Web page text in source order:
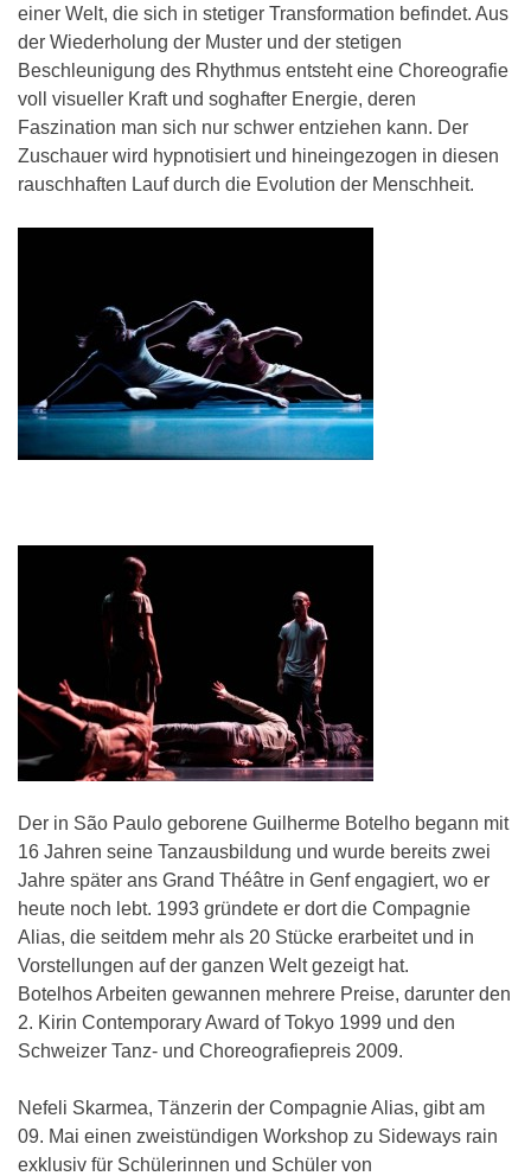
einer Welt, die sich in stetiger Transformation befindet. Aus
der Wiederholung der Muster und der stetigen
Beschleunigung des Rhythmus entsteht eine Choreografie
voll visueller Kraft und soghafter Energie, deren
Faszination man sich nur schwer entziehen kann. Der
Zuschauer wird hypnotisiert und hineingezogen in diesen
rauschhaften Lauf durch die Evolution der Menschheit.
Der in São Paulo geborene Guilherme Botelho begann mit
16 Jahren seine Tanzausbildung und wurde bereits zwei
Jahre später ans Grand Théâtre in Genf engagiert, wo er
heute noch lebt. 1993 gründete er dort die Compagnie
Alias, die seitdem mehr als 20 Stücke erarbeitet und in
Vorstellungen auf der ganzen Welt gezeigt hat.
Botelhos Arbeiten gewannen mehrere Preise, darunter den
2. Kirin Contemporary Award of Tokyo 1999 und den
Schweizer Tanz- und Choreografiepreis 2009.
Nefeli Skarmea, Tänzerin der Compagnie Alias, gibt am
09. Mai einen zweistündigen Workshop zu Sideways rain
exklusiv für Schülerinnen und Schüler von